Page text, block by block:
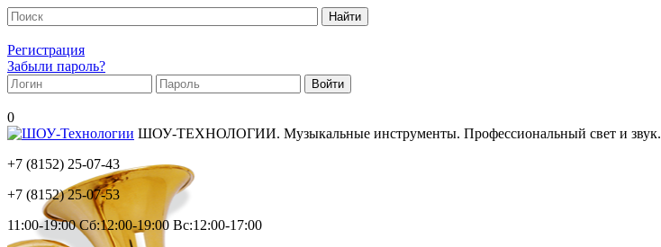
Регистрация
Забыли пароль?
0
ШОУ-ТЕХНОЛОГИИ. Музыкальные инструменты. Профессиональный свет и звук.
+7 (8152) 25-07-43
+7 (8152)25-07-53
11:00-19:00 Сб:12:00-19:00 Вс:12:00-17:00